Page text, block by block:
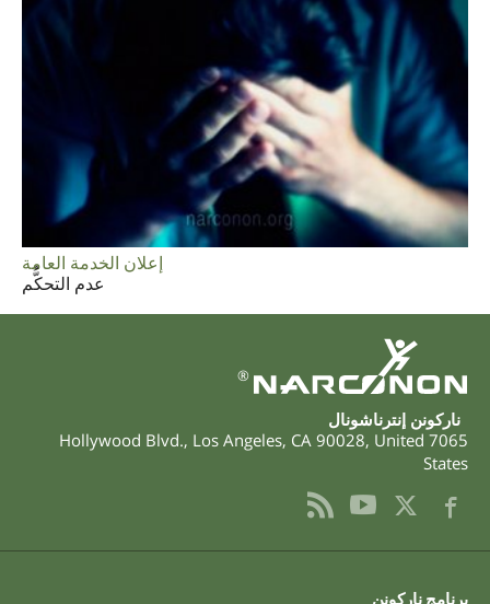
إعلان الخدمة العامة
عدم التحكُّم
®
ناركونن إنترناشونال
7065 Hollywood Blvd.
, Los Angeles, CA 90028, United
States
برنامج ناركونن